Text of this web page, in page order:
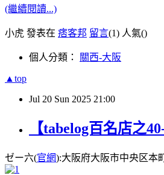
(繼續閱讀...)
小虎 發表在 痞客邦 留言(1) 人氣()
個人分類： 關西-大阪
▲top
Jul 20 Sun 2025 21:00
【tabelog百名店之
ゼー六(官網):大阪府大阪市中央区本